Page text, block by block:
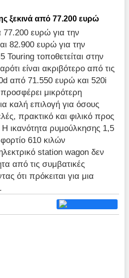
ξεκινά από 77.200 ευρώ
77.200 ευρώ για την
82.900 ευρώ για την
Touring τοποθετείται στην
είναι ακριβότερο από τις
από 71.550 ευρώ και 520i
μικρότερη
καλή επιλογή για όσους
πρακτικό και φιλικό προς
ικανότητα ρυμούλκησης 1,5
610 κιλών
station wagon δεν
από τις συμβατικές
ότι πρόκειται για μια